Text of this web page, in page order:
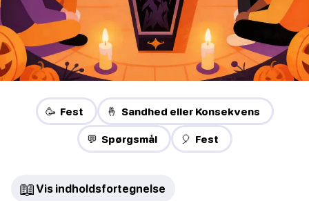
🥳 Fest 🤞 Sandhed eller Konsekvens
💬 Spørgsmål 🎈 Fest
📖 Vis indholdsfortegnelse